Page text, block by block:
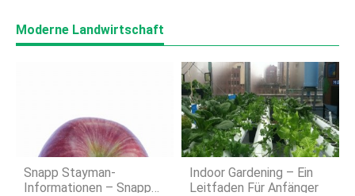
Moderne Landwirtschaft
Snapp Stayman-
Informationen – Snapp
Indoor Gardening – Ein
Leitfaden Für Anfänger